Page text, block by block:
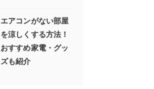
エアコンがない部屋
を涼しくする方法！
おすすめ家電・グッ
ズも紹介